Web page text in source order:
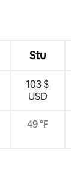
Stu
103 $
USD
49 °F